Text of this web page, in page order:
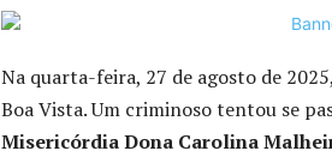
Na quarta-feira, 27 de agosto de
Boa Vista. Um criminoso tentou se
Misericórdia Dona Carolina